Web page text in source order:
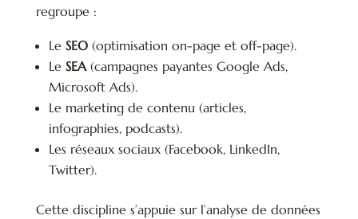
regroupe :
Le SEO(optimisation on-page et off-page).
Le SEA(campagnes payantes Google Ads,
Microsoft Ads).
Le marketing de contenu (articles,
infographies, podcasts).
Les réseaux sociaux (Facebook, LinkedIn,
Twitter).
Cette discipline s’appuie sur l’analyse de données